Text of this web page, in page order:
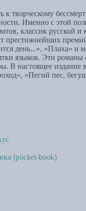
к творческому
Именно с этой
классик русской и
престижнейших
день...», «Плаха» и
языков. Эти романы
В настоящее издание
«Пегий пес,
(pocket-book)